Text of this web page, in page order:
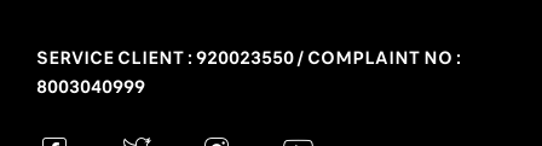
SERVICE CLIENT : 920023550 / COMPLAINT NO :
8003040999